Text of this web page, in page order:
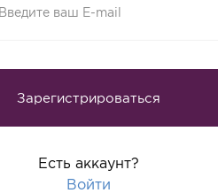
Есть аккаунт?
Войти